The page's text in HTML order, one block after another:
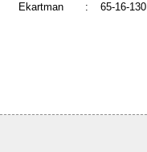
Ekartman : 65-16-130